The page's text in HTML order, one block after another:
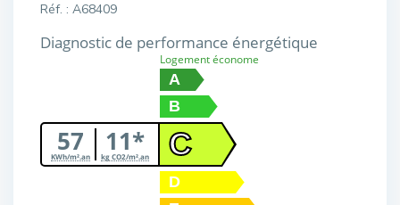
Réf. : A68409
Diagnostic de performance énergétique
57
KWh/m².an 11*
kg CO2/m².an
Logement économe
A
B
C
D